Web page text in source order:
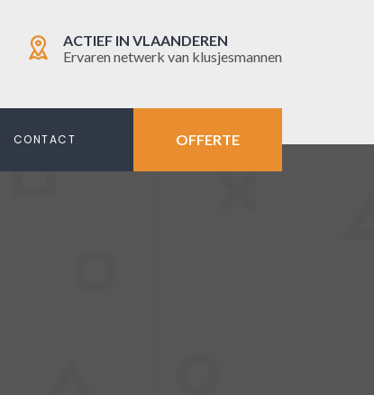
ACTIEF IN VLAANDEREN
Ervaren netwerk van klusjesmannen
CONTACT OFFERTE